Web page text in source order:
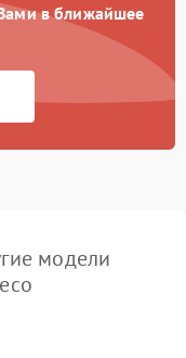
в ближайшее
модели